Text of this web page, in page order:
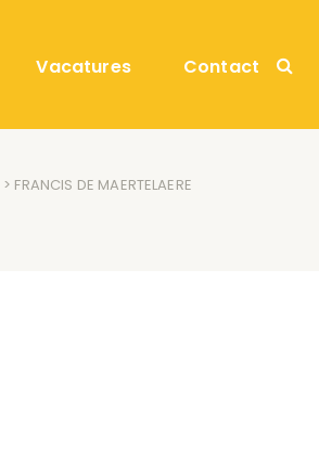
Vacatures Contact
> FRANCIS DE MAERTELAERE